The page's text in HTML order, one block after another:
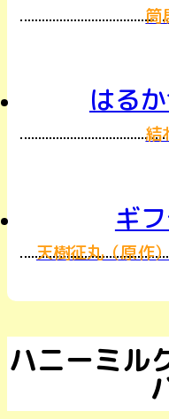
筒
はる
結
ギ
天樹征丸（原作
ハニーミ